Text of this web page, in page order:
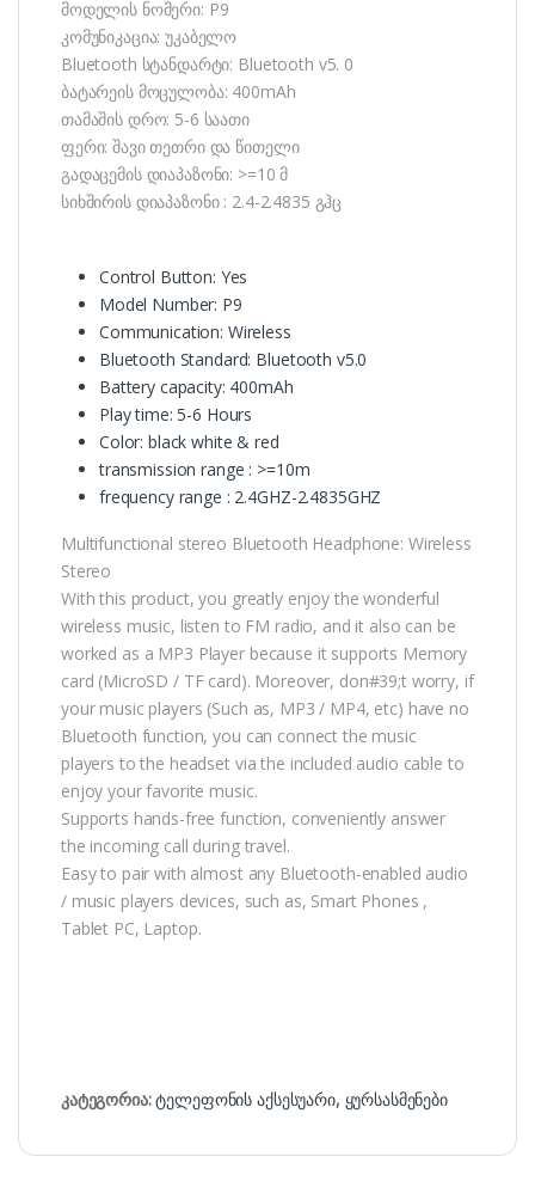
მოდელის ნომერი: P9
კომუნიკაცია: უკაბელო
Bluetooth სტანდარტი: Bluetooth v5. 0
ბატარეის მოცულობა: 400mAh
თამაშის დრო: 5-6 საათი
ფერი: შავი თეთრი და წითელი
გადაცემის დიაპაზონი: >=10 მ
სიხშირის დიაპაზონი : 2.4-2.4835 გჰც
Control Button: Yes
Model Number: P9
Communication: Wireless
Bluetooth Standard: Bluetooth v5.0
Battery capacity: 400mAh
Play time: 5-6 Hours
Color: black white & red
transmission range : >=10m
frequency range : 2.4GHZ-2.4835GHZ
Multifunctional stereo Bluetooth Headphone: Wireless
Stereo
With this product, you greatly enjoy the wonderful
wireless music, listen to FM radio, and it also can be
worked as a MP3 Player because it supports Memory
card (MicroSD / TF card). Moreover, don#39;t worry, if
your music players (Such as, MP3 / MP4, etc) have no
Bluetooth function, you can connect the music
players to the headset via the included audio cable to
enjoy your favorite music.
Supports hands-free function, conveniently answer
the incoming call during travel.
Easy to pair with almost any Bluetooth-enabled audio
/ music players devices, such as, Smart Phones ,
Tablet PC, Laptop.
კატეგორია:ტელეფონის აქსესუარი, ყურსასმენები